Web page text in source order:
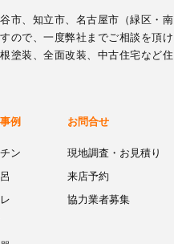
市、知立市、名古屋市（緑区・南
ので、一度弊社までご相談を頂け
塗装、全面改装、中古住宅など住
例
ン
お問合せ
現地調査・お見積り
来店予約
協力業者募集